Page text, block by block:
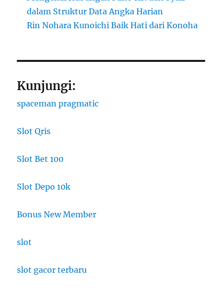
dalam Struktur Data Angka Harian
Rin Nohara Kunoichi Baik Hati dari Konoha
Kunjungi:
spaceman pragmatic
Slot Qris
Slot Bet 100
Slot Depo 10k
Bonus New Member
slot
slot gacor terbaru